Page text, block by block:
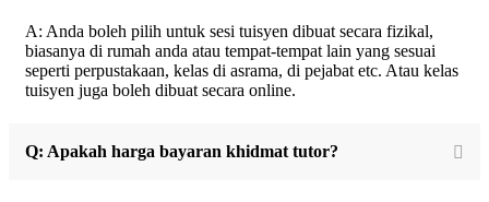
A: Anda boleh pilih untuk sesi tuisyen dibuat secara fizikal,
biasanya di rumah anda atau tempat-tempat lain yang sesuai
seperti perpustakaan, kelas di asrama, di pejabat etc. Atau kelas
tuisyen juga boleh dibuat secara online.
Q: Apakah harga bayaran khidmat tutor?